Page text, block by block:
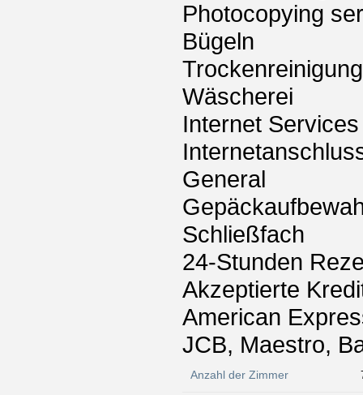
Photocopying
Bügeln
Trockenreinigung
Wäscherei
Internet Services
General
Schließfach
24-Stunden
Akzeptierte
American
JCB, Maestro,
Anzahl der Zimmer